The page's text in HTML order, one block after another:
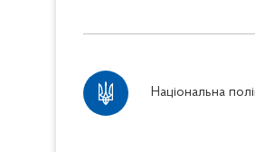
Національна